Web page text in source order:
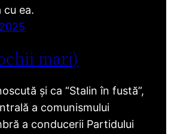
cu ea.
mari)
și ca “Stalin în fustă”,
a comunismului
a conducerii Partidului